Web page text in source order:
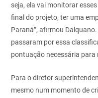
seja, ela vai monitorar
final do projeto, ter uma
Paraná”, afirmou
passaram por essa
pontuação necessária para
Para o diretor
mesmo num momento de